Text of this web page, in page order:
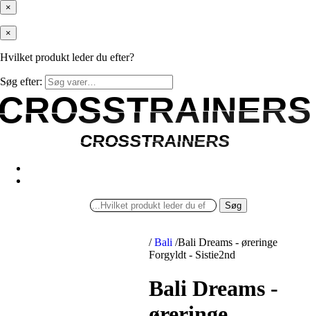
×
×
Hvilket produkt leder du efter?
Søg efter:
CROSSTRAINERS
CROSSTRAINERS
Søg
/ Bali /Bali Dreams - øreringe
Forgyldt - Sistie2nd
Bali Dreams -